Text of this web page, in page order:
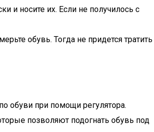
и носите их. Если не получилось с
обувь. Тогда не придется тратить
обуви при помощи регулятора.
позволяют подогнать обувь под